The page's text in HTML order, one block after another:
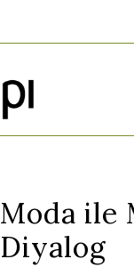
Moda ile
Diyalog